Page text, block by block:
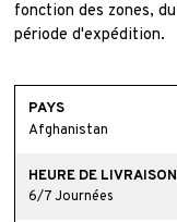
fonction des zones,
période d'expédition.
Afghanistan
6/7 Journées